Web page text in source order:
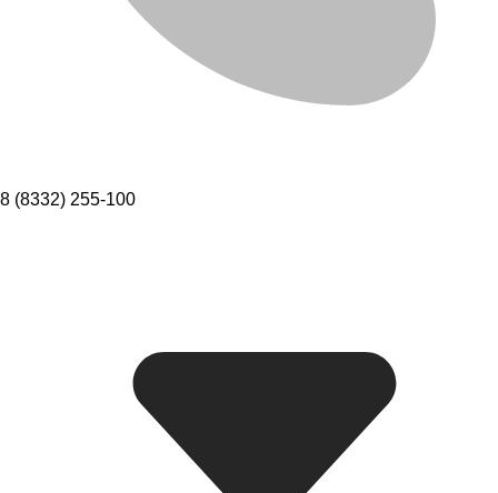
8 (8332) 255-100